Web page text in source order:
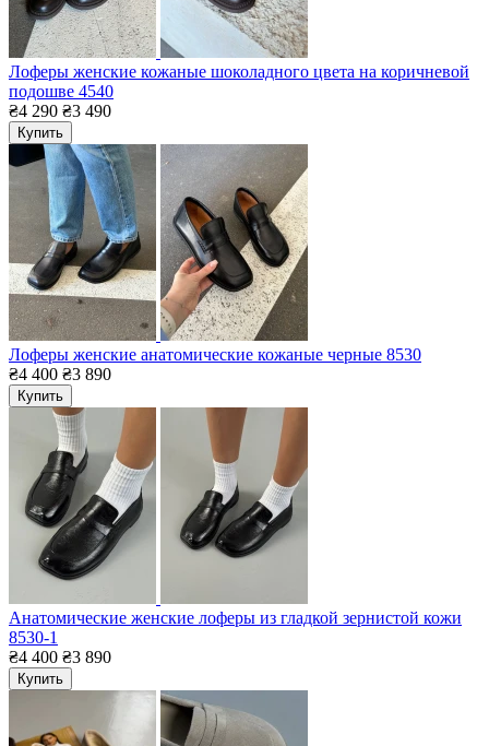
Лоферы женские кожаные шоколадного цвета на коричневой
подошве 4540
₴4 290 ₴3 490
Купить
Лоферы женские анатомические кожаные черные 8530
₴4 400 ₴3 890
Купить
Анатомические женские лоферы из гладкой зернистой кожи
8530-1
₴4 400 ₴3 890
Купить